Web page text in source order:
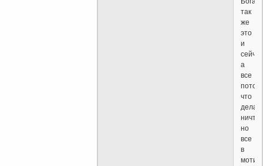
так
же
это
и
сейчас
а
все
что
дела
ничто
но
все
в